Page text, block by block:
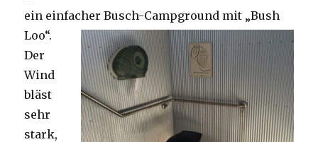
ein einfacher Busch-Campground mit „Bush
Loo“.
Der
Wind
bläst
sehr
stark,